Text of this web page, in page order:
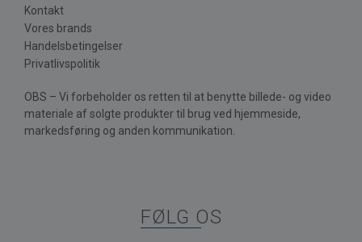
Kontakt
Vores brands
Handelsbetingelser
Privatlivspolitik
OBS – Vi forbeholder os retten til at benytte billede- og video
materiale af solgte produkter til brug ved hjemmeside,
markedsføring og anden kommunikation.
FØLG OS